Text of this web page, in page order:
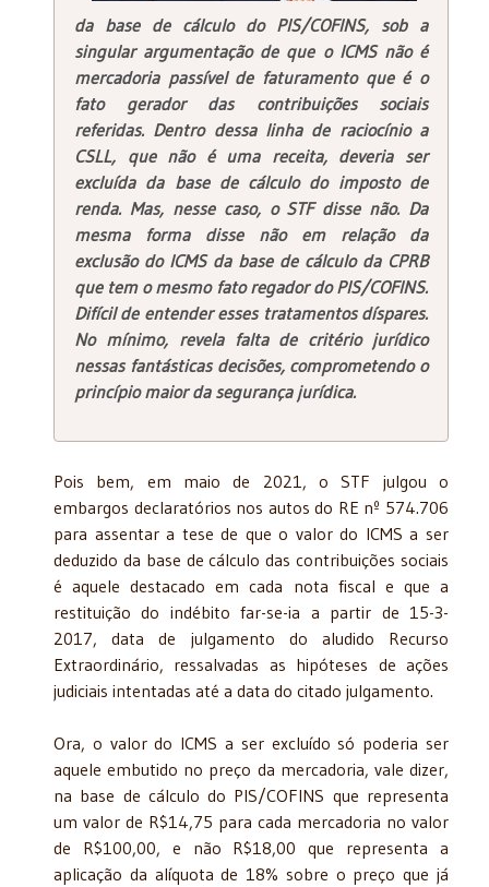
da base de cálculo do PIS/COFINS, sob a
singular argumentação de que o ICMS não é
mercadoria passível de faturamento que é o
fato gerador das contribuições sociais
referidas. Dentro dessa linha de raciocínio a
CSLL, que não é uma receita, deveria ser
excluída da base de cálculo do imposto de
renda. Mas, nesse caso, o STF disse não. Da
mesma forma disse não em relação da
exclusão do ICMS da base de cálculo da CPRB
que tem o mesmo fato regador do PIS/COFINS.
Difícil de entender esses tratamentos díspares.
No mínimo, revela falta de critério jurídico
nessas fantásticas decisões, comprometendo o
princípio maior da segurança jurídica.
Pois bem, em maio de 2021, o STF julgou o
embargos declaratórios nos autos do RE nº 574.706
para assentar a tese de que o valor do ICMS a ser
deduzido da base de cálculo das contribuições sociais
é aquele destacado em cada nota fiscal e que a
restituição do indébito far-se-ia a partir de 15-3-
2017, data de julgamento do aludido Recurso
Extraordinário, ressalvadas as hipóteses de ações
judiciais intentadas até a data do citado julgamento.
Ora, o valor do ICMS a ser excluído só poderia ser
aquele embutido no preço da mercadoria, vale dizer,
na base de cálculo do PIS/COFINS que representa
um valor de R$14,75 para cada mercadoria no valor
de R$100,00, e não R$18,00 que representa a
aplicação da alíquota de 18% sobre o preço que já